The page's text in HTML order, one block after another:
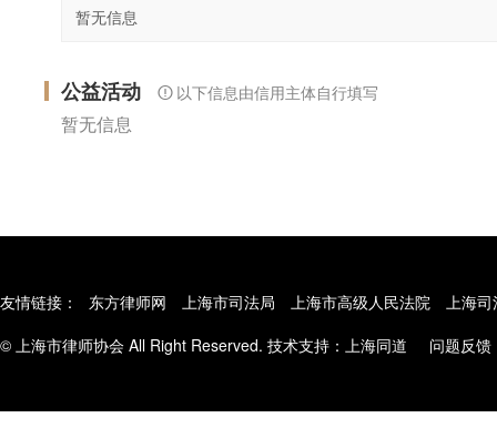
暂无信息
公益活动 以下信息由信用主体自行填写
暂无信息
友情链接： 东方律师网 上海市司法局 上海市高级人民法院
上海
© 上海市律师协会 All Right Reserved. 技术支持： 上海同道 问题反馈